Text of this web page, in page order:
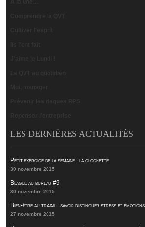
LES DERNIÈRES ACTUALITÉS
Petit exercice de la semaine : la clochette
30 novembre 2015
Blague au bureau #9
30 novembre 2015
Bien-être au travail : savoir distinguer stress et émotions
27 novembre 2015